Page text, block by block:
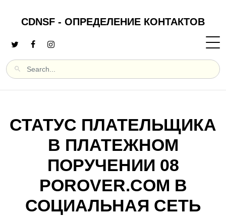
CDNSF - ОПРЕДЕЛЕНИЕ КОНТАКТОВ
СТАТУС ПЛАТЕЛЬЩИКА
В ПЛАТЕЖНОМ
ПОРУЧЕНИИ 08
POROVER.COM В
СОЦИАЛЬНАЯ СЕТЬ